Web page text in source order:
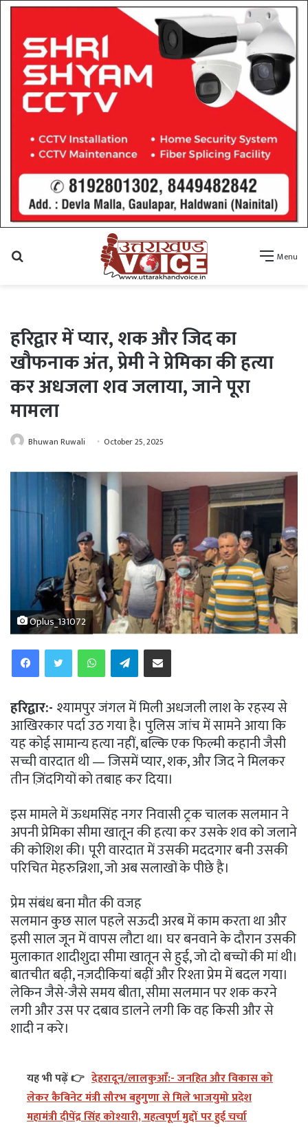
Menu
हरिद्वार में प्यार, शक और जिद का
खौफनाक अंत, प्रेमी ने प्रेमिका की हत्या
कर अधजला शव जलाया, जाने पूरा
मामला
Bhuwan Ruwali October 25, 2025
Oplus_131072
WhatsAppTelegramShare via Email
हरिद्वार:- श्यामपुर जंगल में मिली अधजली लाश के रहस्य से
आखिरकार पर्दा उठ गया है। पुलिस जांच में सामने आया कि
यह कोई सामान्य हत्या नहीं, बल्कि एक फिल्मी कहानी जैसी
सच्ची वारदात थी — जिसमें प्यार, शक, और जिद ने मिलकर
तीन ज़िंदगियों को तबाह कर दिया।
इस मामले में ऊधमसिंह नगर निवासी ट्रक चालक सलमान ने
अपनी प्रेमिका सीमा खातून की हत्या कर उसके शव को जलाने
की कोशिश की। पूरी वारदात में उसकी मददगार बनी उसकी
परिचित मेहरुन्निशा, जो अब सलाखों के पीछे है।
प्रेम संबंध बना मौत की वजह
सलमान कुछ साल पहले सऊदी अरब में काम करता था और
इसी साल जून में वापस लौटा था। घर बनवाने के दौरान उसकी
मुलाकात शादीशुदा सीमा खातून से हुई, जो दो बच्चों की मां थी।
बातचीत बढ़ी, नज़दीकियां बढ़ीं और रिश्ता प्रेम में बदल गया।
लेकिन जैसे-जैसे समय बीता, सीमा सलमान पर शक करने
लगी और उस पर दबाव डालने लगी कि वह किसी और से
शादी न करे।
यह भी पढ़ें 👉 देहरादून/लालकुआँ:- जनहित और विकास को
लेकर कैबिनेट मंत्री सौरभ बहुगुणा से मिले भाजयुमो प्रदेश
महामंत्री दीपेंद्र सिंह कोश्यारी, महत्वपूर्ण मुद्दों पर हुई चर्चा